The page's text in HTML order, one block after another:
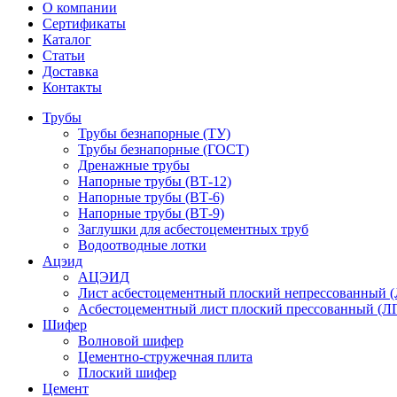
О компании
Сертификаты
Каталог
Статьи
Доставка
Контакты
Трубы
Трубы безнапорные (ТУ)
Трубы безнапорные (ГОСТ)
Дренажные трубы
Напорные трубы (ВТ-12)
Напорные трубы (ВТ-6)
Напорные трубы (ВТ-9)
Заглушки для асбестоцементных труб
Водоотводные лотки
Ацэид
АЦЭИД
Лист асбестоцементный плоский
Асбестоцементный лист плоский прессованный
Шифер
Волновой шифер
Цементно-стружечная плита
Плоский шифер
Цемент